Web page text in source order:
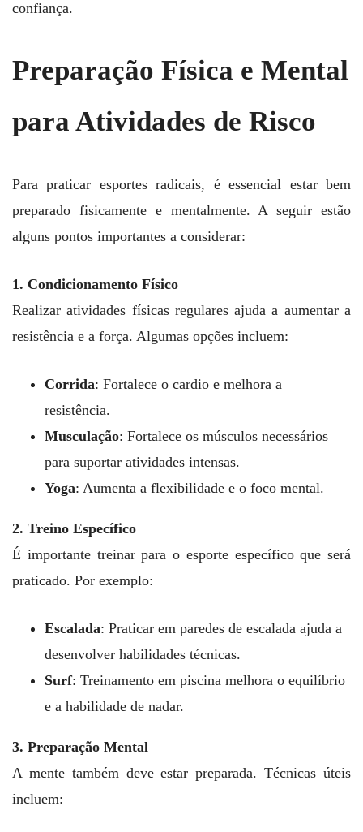
confiança.
Preparação Física e Mental
para Atividades de Risco
Para praticar esportes radicais, é essencial estar bem
preparado fisicamente e mentalmente. A seguir estão
alguns pontos importantes a considerar:
1. Condicionamento Físico
Realizar atividades físicas regulares ajuda a aumentar a
resistência e a força. Algumas opções incluem:
Corrida: Fortalece o cardio e melhora a
resistência.
Musculação: Fortalece os músculos necessários
para suportar atividades intensas.
Yoga: Aumenta a flexibilidade e o foco mental.
2. Treino Específico
É importante treinar para o esporte específico que será
praticado. Por exemplo:
Escalada: Praticar em paredes de escalada ajuda a
desenvolver habilidades técnicas.
Surf: Treinamento em piscina melhora o equilíbrio
e a habilidade de nadar.
3. Preparação Mental
A mente também deve estar preparada. Técnicas úteis
incluem: